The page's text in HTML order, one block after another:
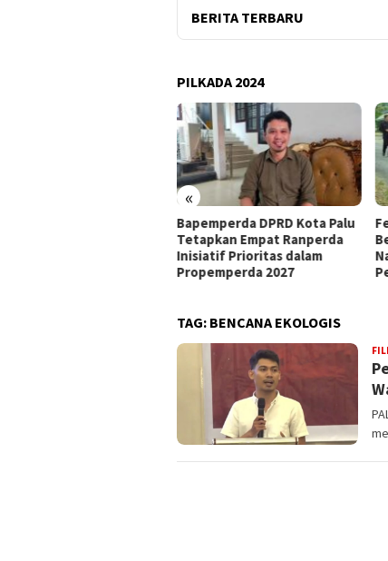
BERITA TERBARU
PILKADA 2024
«
Bapemperda DPRD Kota Palu
Tetapkan Empat Ranperda
Inisiatif Prioritas dalam
Propemperda 2027
TAG: BENCANA EKOLOGIS